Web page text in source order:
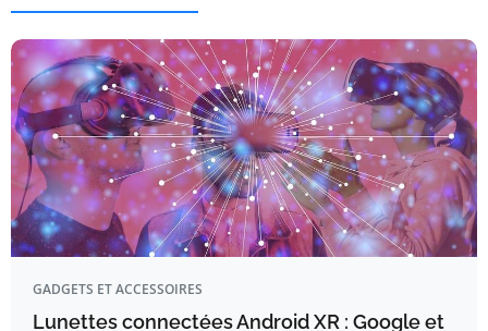
GADGETS ET ACCESSOIRES
Lunettes connectées Android XR : Google et